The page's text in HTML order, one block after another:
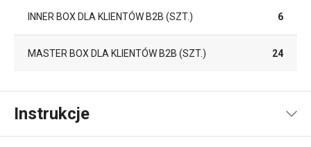
INNER BOX DLA KLIENTÓW B2B (SZT.) 6
MASTER BOX DLA KLIENTÓW B2B (SZT.) 24
Instrukcje